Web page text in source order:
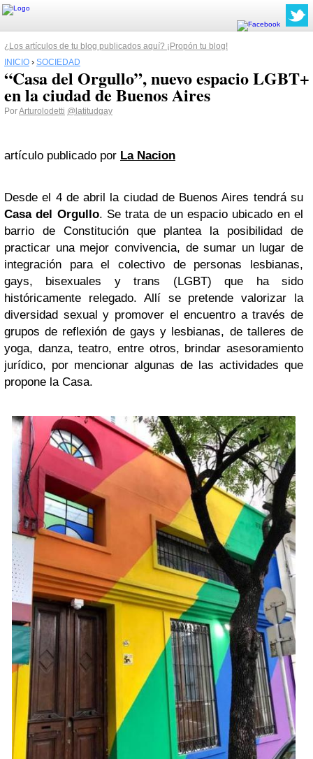
¿Los artículos de tu blog publicados aquí? ¡Propón tu blog!
INICIO › SOCIEDAD
“Casa del Orgullo”, nuevo espacio LGBT+
en la ciudad de Buenos Aires
PorArturolodetti @latitudgay
artículo publicado por La Nacion
Desde el 4 de abril la ciudad de Buenos Aires tendrá su
Casa del Orgullo. Se trata de un espacio ubicado en el
barrio de Constitución que plantea la posibilidad de
practicar una mejor convivencia, de sumar un lugar de
integración para el colectivo de personas lesbianas,
gays, bisexuales y trans (LGBT) que ha sido
históricamente relegado. Allí se pretende valorizar la
diversidad sexual y promover el encuentro a través de
grupos de reflexión de gays y lesbianas, de talleres de
yoga, danza, teatro, entre otros, brindar asesoramiento
jurídico, por mencionar algunas de las actividades que
propone la Casa.